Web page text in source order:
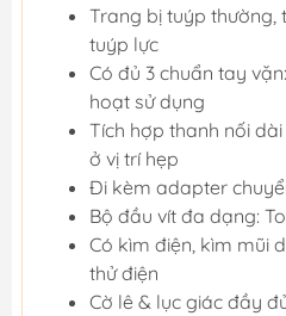
Trang bị tuýp thường,
tuýp lực
Có đủ 3 chuẩn tay
hoạt sử dụng
Tích hợp thanh nối
ở vị trí hẹp
Đi kèm adapter
Bộ đầu vít đa dạng:
Có kìm điện, kìm mũi
thử điện
Cờ lê & lục giác đầy